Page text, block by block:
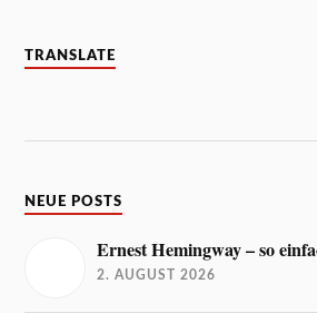
TRANSLATE
NEUE POSTS
Ernest Hemingway – so
2. AUGUST 2026